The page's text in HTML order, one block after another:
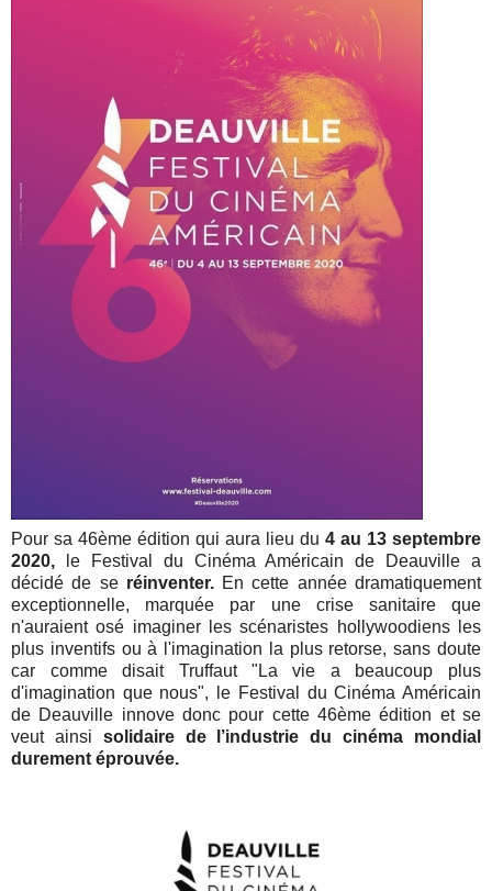
Pour sa 46ème édition qui aura lieu du 4 au 13 septembre
2020, le Festival du Cinéma Américain de Deauville a
décidé de se réinventer.En cette année dramatiquement
exceptionnelle, marquée par une crise sanitaire que
n'auraient osé imaginer les scénaristes hollywoodiens les
plus inventifs ou à l'imagination la plus retorse, sans doute
car comme disait Truffaut "La vie a beaucoup plus
d'imagination que nous", le Festival du Cinéma Américain
de Deauville innove donc pour cette 46ème édition et se
veut ainsi solidaire de l’industrie du cinéma mondial
durement éprouvée.